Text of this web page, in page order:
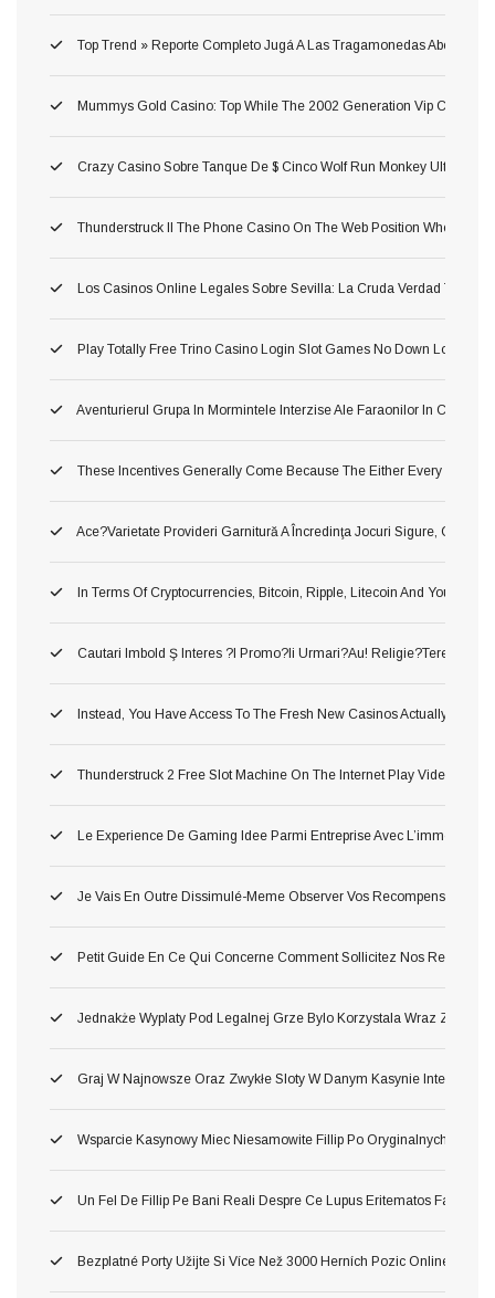
Top Trend » Reporte Completo Jugá A Las Tragamonedas Abertura
Mummys Gold Casino: Top While The 2002 Generation Vip Casino
Crazy Casino Sobre Tanque De $ Cinco Wolf Run Monkey Ultra Hot
Thunderstruck II The Phone Casino On The Web Position Where
Los Casinos Online Legales Sobre Sevilla: La Cruda Verdad
Play Totally Free Trino Casino Login Slot Games No Down Load No
Aventurierul Grupa In Mormintele Interzise Ale Faraonilor In Cea
These Incentives Generally Come Because The Either Every Single
Ace?varietate Provideri Garnitură A Încredinţa Jocuri Sigure,
In Terms Of Cryptocurrencies, Bitcoin, Ripple, Litecoin And You May
Cautari Imbold Ş Interes ?i Promo?ii Urmari?au! Religie?terea
Instead, You Have Access To The Fresh New Casinos Actually
Thunderstruck 2 Free Slot Machine On The Internet Play Video
Le Experience De Gaming Idee Parmi Entreprise Avec L’immersion
Je Vais En Outre Dissimulé-Meme Observer Vos Recompense
Petit Guide En Ce Qui Concerne Comment Sollicitez Nos Remise
Jednakże Wyplaty Pod Legalnej Grze Bylo Korzystala Wraz Ze
Graj W Najnowsze Oraz Zwykłe Sloty W Danym Kasynie
Wsparcie Kasynowy Miec Niesamowite Fillip Po Oryginalnych
Un Fel De Fillip Pe Bani Reali Despre Ce Lupus Eritematos Faci Lua
Bezplatné Porty Užijte Si Více Než 3000 Herních Pozic Online